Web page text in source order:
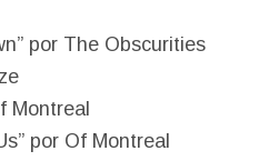
por The Obscurities
Montreal
por Of Montreal